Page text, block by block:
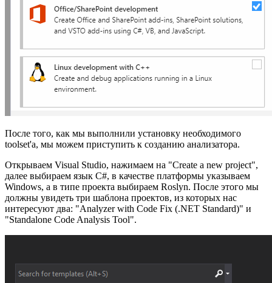
После того, как мы выполнили установку необходимого
toolset'а, мы можем приступить к созданию анализатора.
Открываем Visual Studio, нажимаем на "Create a new project",
далее выбираем язык C#, в качестве платформы указываем
Windows, а в типе проекта выбираем Roslyn. После этого мы
должны увидеть три шаблона проектов, из которых нас
интересуют два: "Analyzer with Code Fix (.NET Standard)" и
"Standalone Code Analysis Tool".